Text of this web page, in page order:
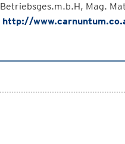
Mag.
http://